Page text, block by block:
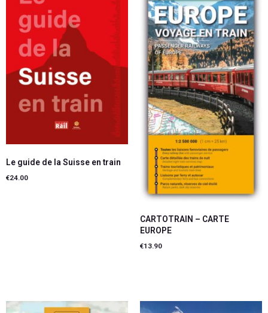
Le guide de la Suisse en train
€24.00
CARTOTRAIN – CARTE
EUROPE
€13.90